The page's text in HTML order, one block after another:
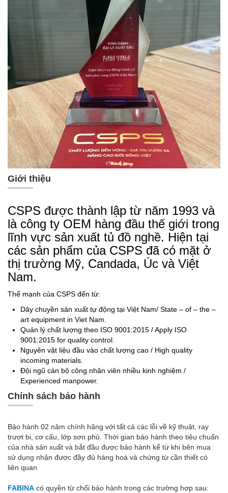
Giới thiệu
CSPS được thành lập từ năm 1993 và
là công ty OEM hàng đầu thế giới trong
lĩnh vực sản xuất tủ đồ nghề. Hiện tại
các sản phẩm của CSPS đã có mặt ở
thị trường Mỹ, Candada, Úc và Việt
Nam.
Thế mạnh của CSPS đến từ:
Dây chuyền sản xuất tự động tại Việt Nam/ State – of – the –
art equipment in Viet Nam.
Quản lý chất lượng theo ISO 9001:2015 / Apply ISO
9001:2015 for quality control.
Nguyên vật liệu đầu vào chất lượng cao / High quality
incoming materials.
Đội ngũ cán bộ công nhân viên nhiều kinh nghiệm /
Experienced manpower.
Chính sách bảo hành
Bảo hành 02 năm chính hãng với tất cả các lỗi về kỹ thuật, ray
trượt bi, cơ cấu, lớp sơn phủ. Thời gian bảo hành theo tiêu chuẩn
của nhà sản xuất và bắt đầu được bảo hành kể từ khi bên mua
sử dụng nhận được đầy đủ hàng hoá và chứng từ cần thiết có
liên quan
FABINA có quyền từ chối bảo hành trong các trường hợp sau: